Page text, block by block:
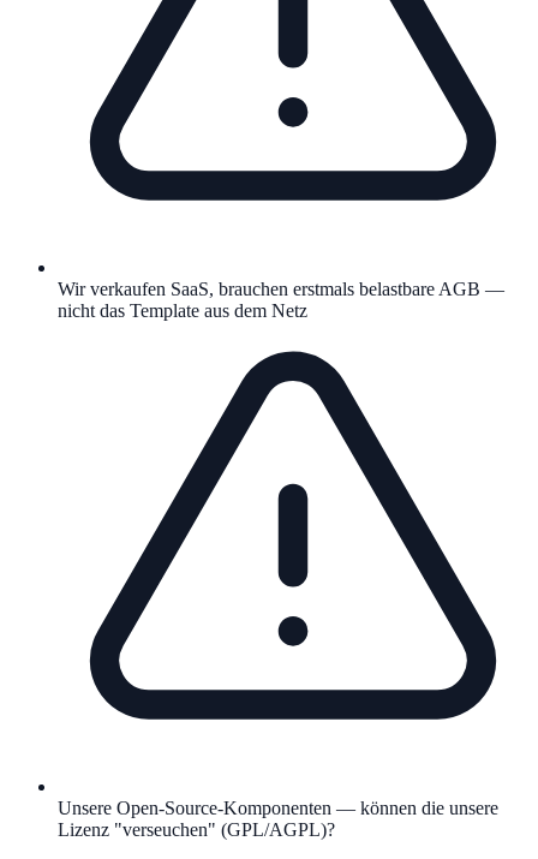
Wir verkaufen SaaS, brauchen erstmals belastbare AGB —
nicht das Template aus dem Netz
Unsere Open-Source-Komponenten — können die unsere
Lizenz "verseuchen" (GPL/AGPL)?